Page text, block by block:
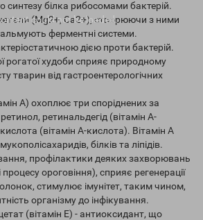
could not be loaded.
синтезу білка рибосомами бактерій.
(Mg2+, Ca2+), створюючи з ними
ферментні системи.
дією проти бактерій.
рогатої худоби сприяє природному
тварин від гастроентерологічних
А) охоплює три споріднених за
ретинальдегід (вітамін А-
(вітамін А-кислота). Вітамін А
білків та ліпідів.
профілактики деяких захворювань
ороговіння), сприяє регенерації
стимулює імунітет, таким чином,
організму до інфікування.
(вітамін Е) - антиоксидант, що